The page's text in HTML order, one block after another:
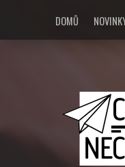
DOMŮ